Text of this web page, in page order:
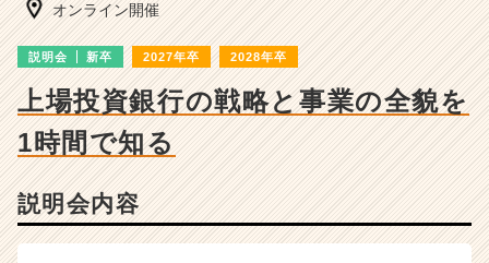
細
ベ
成
長
オンライン開催
説明会 新卒 2027年卒 2028年卒
上場投資銀行の戦略と事業の全貌を
1時間で知る
説明会内容